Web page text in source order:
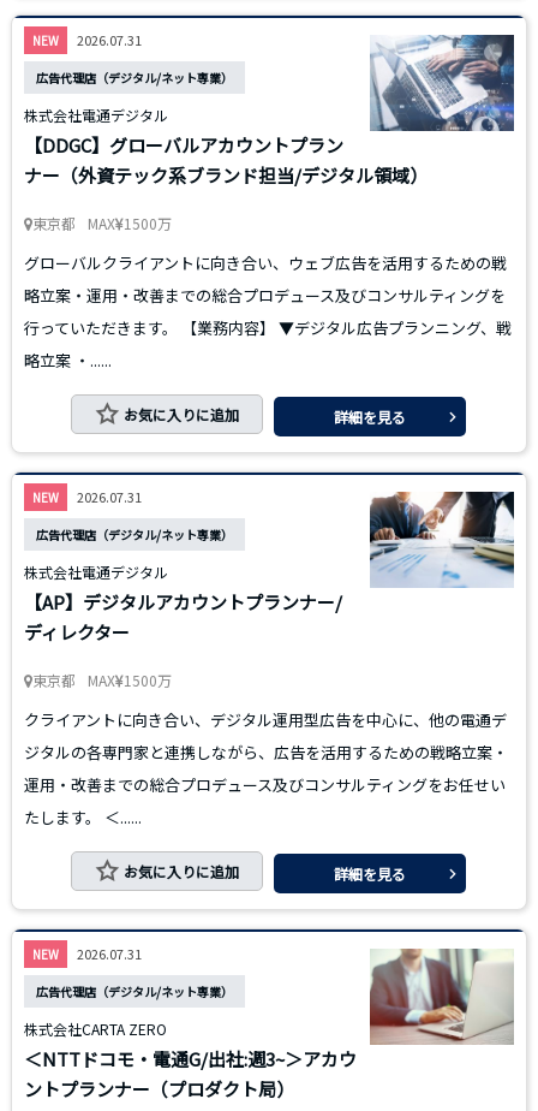
NEW 2026.07.31
広告代理店（デジタル/ネット専業）
株式会社電通デジタル
【DDGC】グローバルアカウントプラン
ナー（外資テック系ブランド担当/デジタル領域）
東京都 MAX 1500万
グローバルクライアントに向き合い、ウェブ広告を活用するための戦
略立案・運用・改善までの総合プロデュース及びコンサルティングを
行っていただきます。 【業務内容】 ▼デジタル広告プランニング、戦
略立案 ・......
お気に入りに追加 詳細を見る
NEW 2026.07.31
広告代理店（デジタル/ネット専業）
株式会社電通デジタル
【AP】デジタルアカウントプランナー/
ディレクター
東京都 MAX 1500万
クライアントに向き合い、デジタル運用型広告を中心に、他の電通デ
ジタルの各専門家と連携しながら、広告を活用するための戦略立案・
運用・改善までの総合プロデュース及びコンサルティングをお任せい
たします。 ＜......
お気に入りに追加 詳細を見る
NEW 2026.07.31
広告代理店（デジタル/ネット専業）
株式会社CARTA ZERO
＜NTTドコモ・電通G/出社:週3~＞アカウ
ントプランナー（プロダクト局）